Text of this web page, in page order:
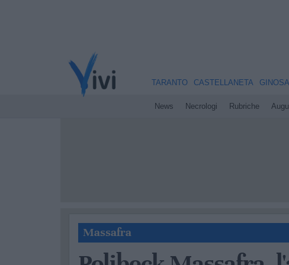
TARANTO CASTELLANETA GINOSA
News Necrologi Rubriche
Massafra